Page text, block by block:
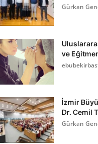
Gürkan
ve
İzmir
Dr. Cemil
Gürkan